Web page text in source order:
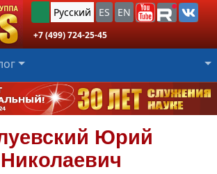
Русский ES EN
+7 (499) 724-25-45
Юрий
Николаевич